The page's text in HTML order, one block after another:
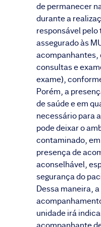
de permanecer
durante a
responsável
assegurado às
acompanhantes,
consultas e
exame),
Porém, a
de saúde e em
necessário para
pode deixar o
contaminado,
presença de
aconselhável,
segurança do
Dessa maneira,
unidade irá